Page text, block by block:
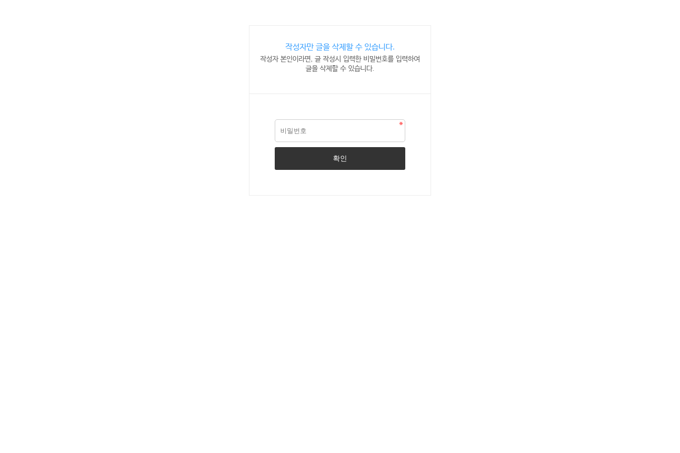
작성자만 글을 삭제할 수 있습니다.
작성자 본인이라면, 글 작성시 입력한 비밀번호를 입력하여
글을 삭제할 수 있습니다.